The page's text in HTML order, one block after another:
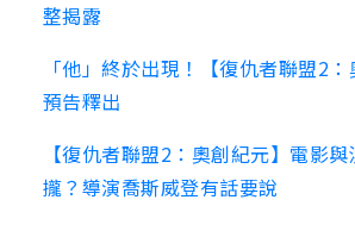
整揭露
「他」終於出現！【復仇者聯盟2
預告釋出
【復仇者聯盟2：奧創紀元】電影
攏？導演喬斯威登有話要說